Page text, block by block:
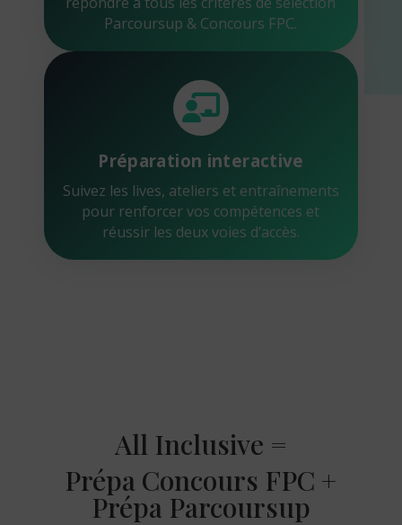
Parcoursup & Concours FPC.
Préparation interactive
Suivez les lives, ateliers et entraînements
pour renforcer vos compétences et
réussir les deux voies d’accès.
All Inclusive =
Prépa Concours FPC +
Prépa Parcoursup